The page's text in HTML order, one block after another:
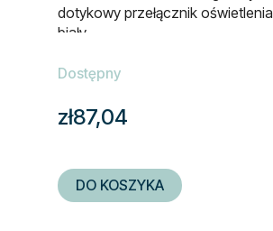
dotykowy przełącznik oświetlenia
biały
Dostępny
zł87,04
DO KOSZYKA